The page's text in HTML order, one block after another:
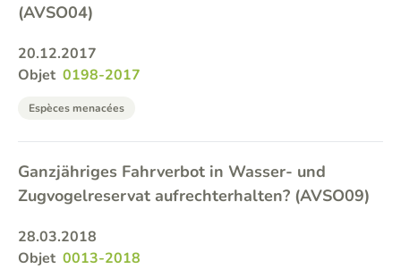
(AVSO04)
20.12.2017
Objet 0198-2017
Espèces menacées
Ganzjähriges Fahrverbot in Wasser- und
Zugvogelreservat aufrechterhalten? (AVSO09)
28.03.2018
Objet 0013-2018